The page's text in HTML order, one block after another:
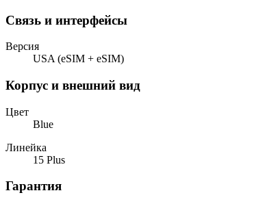
Связь и интерфейсы
Версия
USA (eSIM + eSIM)
Корпус и внешний вид
Цвет
Blue
Линейка
15 Plus
Гарантия